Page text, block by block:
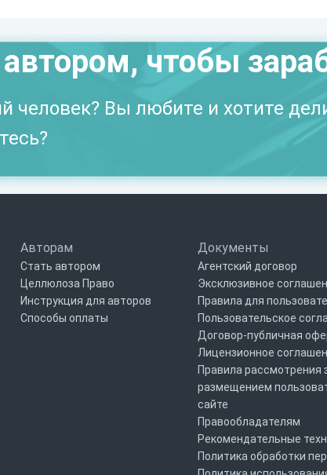
чтобы
человек? Вы любите и хотите
Авторам
Стать автором
Целлюлоза Право
Инструкция для авторов
Способы оплаты
Документы
Агентский договор
Эксклюзивное
Правила для
Пользовательское
Договор-публичная
Лицензионное
Правила рассмотрения
размещением
сайте
Правообладателям
Рекомендательные
Политика обработки